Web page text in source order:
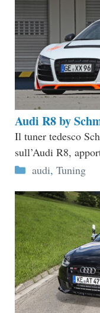
Audi R8 by
Il tuner tedesco
sull’Audi R8,
Categorie
audi, Tuning